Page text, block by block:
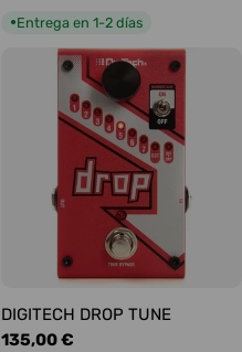
●Entrega en 1-2 días
DIGITECH DROP TUNE
Precio
135,00 €